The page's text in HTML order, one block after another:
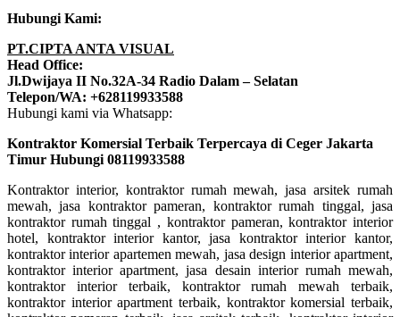
Hubungi Kami:
PT.CIPTA ANTA VISUAL
Head Office:
Jl.Dwijaya II No.32A-34 Radio Dalam – Selatan
Telepon/WA: +628119933588
Hubungi kami via Whatsapp:
Kontraktor Komersial Terbaik Terpercaya di Ceger Jakarta
Timur Hubungi 08119933588
Kontraktor interior, kontraktor rumah mewah, jasa arsitek rumah
mewah, jasa kontraktor pameran, kontraktor rumah tinggal, jasa
kontraktor rumah tinggal , kontraktor pameran, kontraktor interior
hotel, kontraktor interior kantor, jasa kontraktor interior kantor,
kontraktor interior apartemen mewah, jasa design interior apartment,
kontraktor interior apartment, jasa desain interior rumah mewah,
kontraktor interior terbaik, kontraktor rumah mewah terbaik,
kontraktor interior apartment terbaik, kontraktor komersial terbaik,